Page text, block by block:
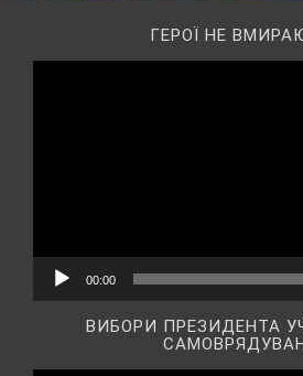
ГЕРОЇ НЕ
00:00
ВИБОРИ ПРЕЗИДЕНТА